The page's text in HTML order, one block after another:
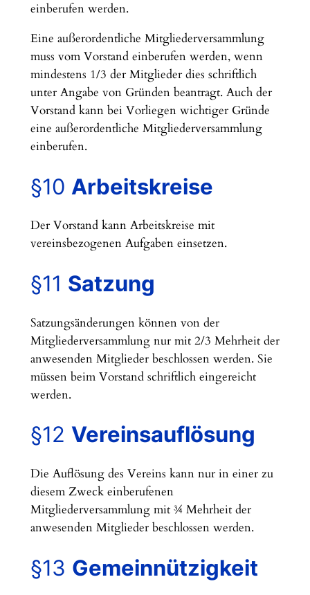
einberufen werden.
Eine außerordentliche Mitgliederversammlung
muss vom Vorstand einberufen werden, wenn
mindestens 1/3 der Mitglieder dies schriftlich
unter Angabe von Gründen beantragt. Auch der
Vorstand kann bei Vorliegen wichtiger Gründe
eine außerordentliche Mitgliederversammlung
einberufen.
§10 Arbeitskreise
Der Vorstand kann Arbeitskreise mit
vereinsbezogenen Aufgaben einsetzen.
§11 Satzung
Satzungsänderungen können von der
Mitgliederversammlung nur mit 2/3 Mehrheit der
anwesenden Mitglieder beschlossen werden. Sie
müssen beim Vorstand schriftlich eingereicht
werden.
§12 Vereinsauflösung
Die Auflösung des Vereins kann nur in einer zu
diesem Zweck einberufenen
Mitgliederversammlung mit ¾ Mehrheit der
anwesenden Mitglieder beschlossen werden.
§13 Gemeinnützigkeit